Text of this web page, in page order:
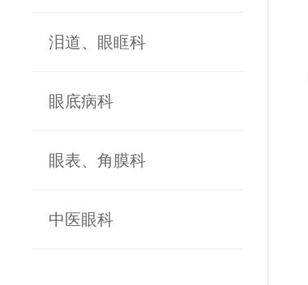
泪道、眼眶科
眼底病科
眼表、角膜科
中医眼科